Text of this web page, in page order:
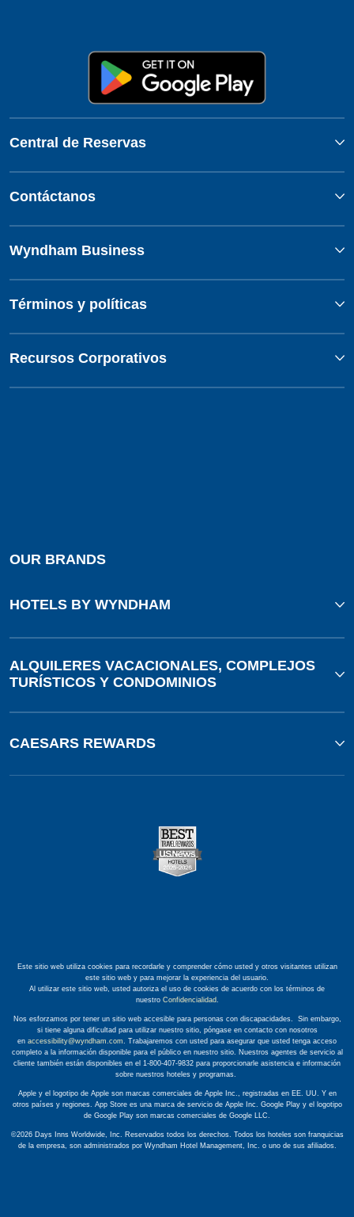
Central de Reservas
Contáctanos
Wyndham Business
Términos y políticas
Recursos Corporativos
OUR BRANDS
HOTELS BY WYNDHAM
ALQUILERES VACACIONALES, COMPLEJOS
TURÍSTICOS Y CONDOMINIOS
CAESARS REWARDS
Este sitio web utiliza cookies para recordarle y comprender cómo usted y otros visitantes utilizan
este sitio web y para mejorar la experiencia del usuario.
Al utilizar este sitio web, usted autoriza el uso de cookies de acuerdo con los términos de
nuestro Confidencialidad.
Nos esforzamos por tener un sitio web accesible para personas con discapacidades. Sin embargo,
si tiene alguna dificultad para utilizar nuestro sitio, póngase en contacto con nosotros
en accessibility@wyndham.com. Trabajaremos con usted para asegurar que usted tenga acceso
completo a la información disponible para el público en nuestro sitio. Nuestros agentes de servicio al
cliente también están disponibles en el 1-800-407-9832 para proporcionarle asistencia e información
sobre nuestros hoteles y programas.
Apple y el logotipo de Apple son marcas comerciales de Apple Inc., registradas en EE. UU. Y en
otros países y regiones. App Store es una marca de servicio de Apple Inc. Google Play y el logotipo
de Google Play son marcas comerciales de Google LLC.
©2026 Days Inns Worldwide, Inc. Reservados todos los derechos. Todos los hoteles son franquicias
de la empresa, son administrados por Wyndham Hotel Management, Inc. o uno de sus afiliados.